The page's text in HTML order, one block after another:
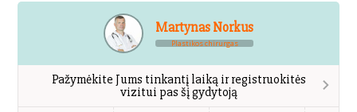
Martynas Norkus
Plastikos chirurgas
Pažymėkite Jums tinkantį laiką ir registruokitės
vizitui pas šį gydytoją